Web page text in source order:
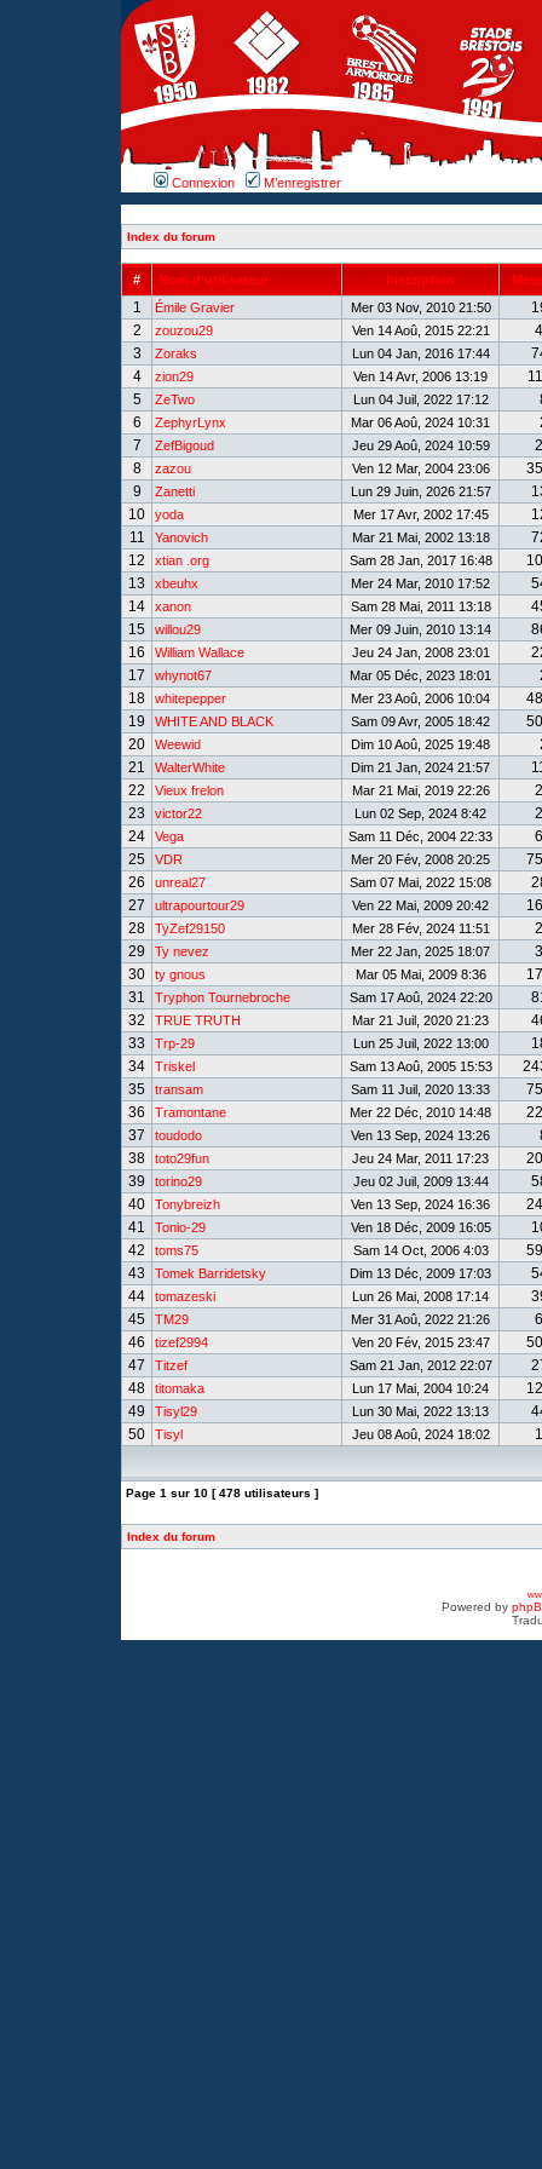
Connexion M’enregistrer
Index du forum
# Nom d’utilisateur Inscription
1 Émile Gravier Mer 03 Nov, 2010 21:50
2
zouzou29 Ven 14 Aoû, 2015 22:21
3
Zoraks Lun 04 Jan, 2016 17:44
4
zion29 Ven 14 Avr, 2006 13:19
5
ZeTwo Lun 04 Juil, 2022 17:12
6
ZephyrLynx Mar 06 Aoû, 2024 10:31
7
ZefBigoud Jeu 29 Aoû, 2024 10:59
8
zazou Ven 12 Mar, 2004 23:06
9
Zanetti Lun 29 Juin, 2026 21:57
10
yoda Mer 17 Avr, 2002 17:45
11
Yanovich Mar 21 Mai, 2002 13:18
12
xtian .org Sam 28 Jan, 2017 16:48
13
xbeuhx Mer 24 Mar, 2010 17:52
14
xanon Sam 28 Mai, 2011 13:18
15
willou29 Mer 09 Juin, 2010 13:14
16
William Wallace Jeu 24 Jan, 2008 23:01
17
whynot67 Mar 05 Déc, 2023 18:01
18
whitepepper Mer 23 Aoû, 2006 10:04
19
WHITE AND BLACK Sam 09 Avr, 2005 18:42
20
Weewid Dim 10 Aoû, 2025 19:48
21
WalterWhite Dim 21 Jan, 2024 21:57
22
Vieux frelon Mar 21 Mai, 2019 22:26
23
victor22 Lun 02 Sep, 2024 8:42
24
Vega Sam 11 Déc, 2004 22:33
25
VDR Mer 20 Fév, 2008 20:25
26
unreal27 Sam 07 Mai, 2022 15:08
27
ultrapourtour29 Ven 22 Mai, 2009 20:42
28
TyZef29150 Mer 28 Fév, 2024 11:51
29
Ty nevez Mer 22 Jan, 2025 18:07
30
ty gnous Mar 05 Mai, 2009 8:36
31
Tryphon Tournebroche Sam 17 Aoû, 2024 22:20
32
TRUE TRUTH Mar 21 Juil, 2020 21:23
33
Trp-29 Lun 25 Juil, 2022 13:00
34
Triskel Sam 13 Aoû, 2005 15:53
35
transam Sam 11 Juil, 2020 13:33
36
Tramontane Mer 22 Déc, 2010 14:48
37
toudodo Ven 13 Sep, 2024 13:26
38
toto29fun Jeu 24 Mar, 2011 17:23
39
torino29 Jeu 02 Juil, 2009 13:44
40
Tonybreizh Ven 13 Sep, 2024 16:36
41
Tonio-29 Ven 18 Déc, 2009 16:05
42
toms75 Sam 14 Oct, 2006 4:03
43
Tomek Barridetsky Dim 13 Déc, 2009 17:03
44
tomazeski Lun 26 Mai, 2008 17:14
45
TM29 Mer 31 Aoû, 2022 21:26
46
tizef2994 Ven 20 Fév, 2015 23:47
47
Titzef Sam 21 Jan, 2012 22:07
48
titomaka Lun 17 Mai, 2004 10:24
49
Tisyl29 Lun 30 Mai, 2022 13:13
50
Tisyl Jeu 08 Aoû, 2024 18:02
Page 1 sur 10 [ 478 utilisateurs ]
Index du forum
Powered by